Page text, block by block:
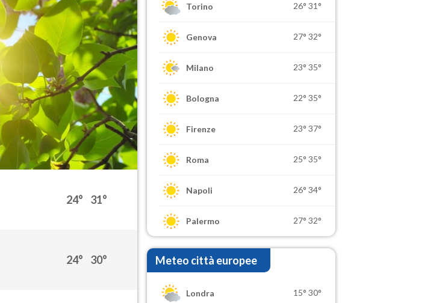
24° 31°
24° 30°
Torino 26° 31°
Genova 27° 32°
Milano 23° 35°
Bologna 22° 35°
Firenze 23° 37°
Roma 25° 35°
Napoli 26° 34°
Palermo 27° 32°
Meteo città europee
Londra 15° 30°